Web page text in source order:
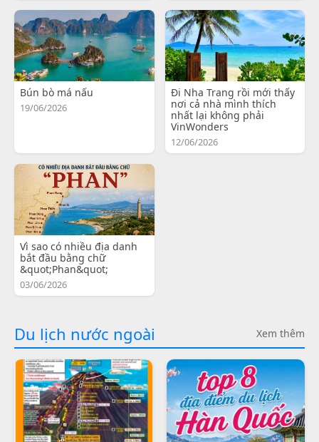
Bún bò má nấu
19/06/2026
Đi Nha Trang rồi mới thấy
nơi cả nhà mình thích
nhất lại không phải
VinWonders
12/06/2026
Vì sao có nhiều địa danh
bắt đầu bằng chữ
&quot;Phan&quot;
03/06/2026
Du lịch nước ngoài Xem thêm